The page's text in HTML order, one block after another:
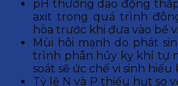
pH thường dao động
axit trong quá trình
hòa trước khi đưa vào bể
Mùi hôi mạnh do phát
trình phân hủy kỵ khí tự
soát sẽ ức chế vi sinh hiếu
Tỷ lệ N và P thiếu hụt so